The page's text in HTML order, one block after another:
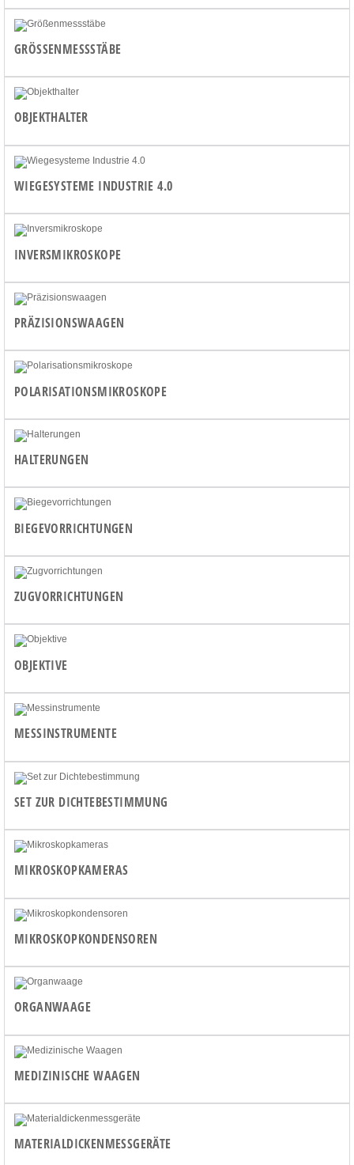
GRÖSSENMESSSTÄBE
OBJEKTHALTER
WIEGESYSTEME INDUSTRIE 4.0
INVERSMIKROSKOPE
PRÄZISIONSWAAGEN
POLARISATIONSMIKROSKOPE
HALTERUNGEN
BIEGEVORRICHTUNGEN
ZUGVORRICHTUNGEN
OBJEKTIVE
MESSINSTRUMENTE
SET ZUR DICHTEBESTIMMUNG
MIKROSKOPKAMERAS
MIKROSKOPKONDENSOREN
ORGANWAAGE
MEDIZINISCHE WAAGEN
MATERIALDICKENMESSGERÄTE